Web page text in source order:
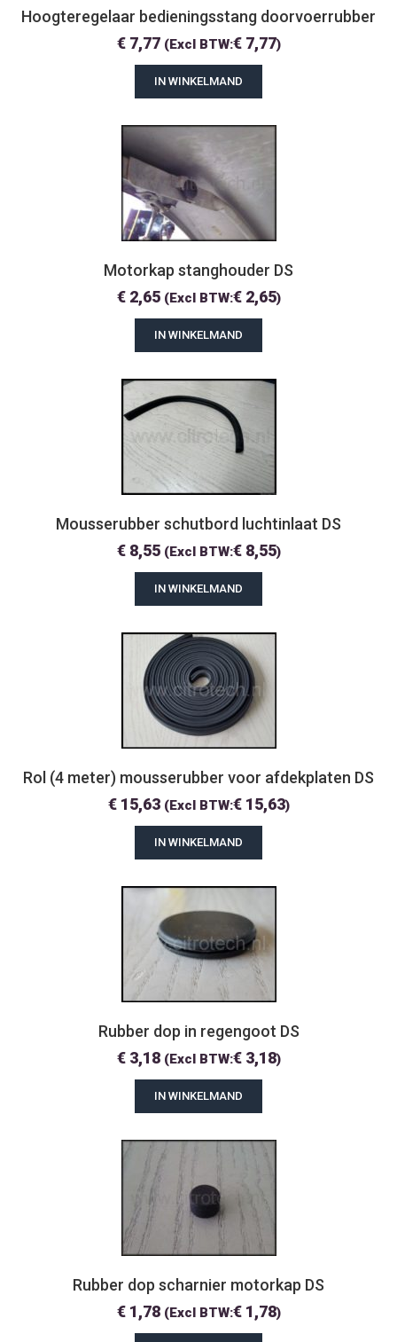
Hoogteregelaar bedieningsstang doorvoerrubber
€7,77 (Excl BTW:€7,77)
IN WINKELMAND
Motorkap stanghouder DS
€2,65 (Excl BTW:€2,65)
IN WINKELMAND
Mousserubber schutbord luchtinlaat DS
€8,55 (Excl BTW:€8,55)
IN WINKELMAND
Rol (4 meter) mousserubber voor afdekplaten DS
€15,63 (Excl BTW:€15,63)
IN WINKELMAND
Rubber dop in regengoot DS
€3,18 (Excl BTW:€3,18)
IN WINKELMAND
Rubber dop scharnier motorkap DS
€1,78 (Excl BTW:€1,78)